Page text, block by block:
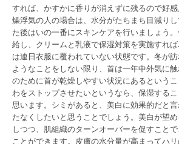
すれば、かすかに香りが消えずに残るので好
燥浮気の人の場合は、水分がたちまち目減り
た後はいの一番にスキンケアを行いましょう
給し、クリームと乳液で保湿対策を実施すれ
は連日衣服に覆われていない状態です。冬が
ようなことをしない限り、首は一年中外気に
のために首が乾燥しやすい状況にあるという
わをストップさせたいというなら、保湿する
思います。シミがあると、美白に効果的だと
たなくしたいと思うことでしょう。美白が望
しつつ、肌組織のターンオーバーを促すこと
ことができます。皮膚の水分量が高まってハ